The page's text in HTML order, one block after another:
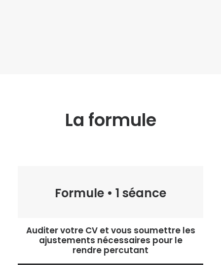
La formule
Formule • 1 séance
Auditer votre CV et vous soumettre les
ajustements nécessaires pour le
rendre percutant